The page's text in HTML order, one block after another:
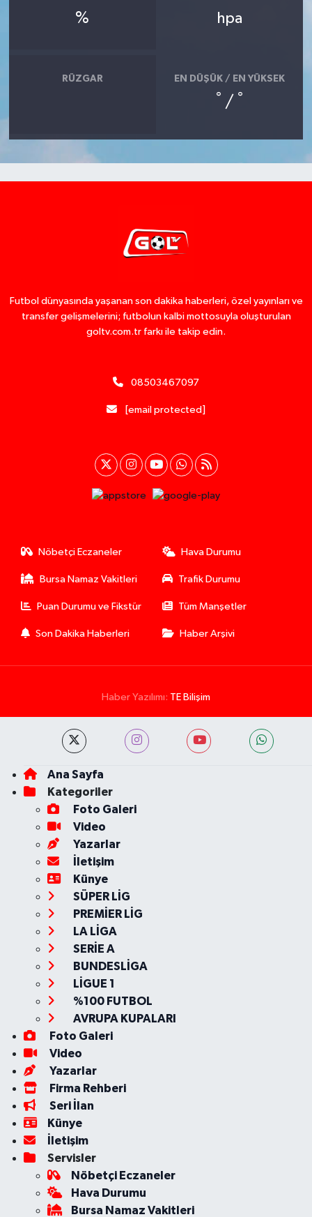
% hpa
RÜZGAR EN DÜŞÜK / EN YÜKSEK
° / °
Futbol dünyasında yaşanan son dakika haberleri, özel yayınları ve
transfer gelişmelerini; futbolun kalbi mottosuyla oluşturulan
goltv.com.tr farkı ile takip edin.
08503467097
[email protected]
Nöbetçi Eczaneler Hava Durumu
Bursa Namaz Vakitleri Trafik Durumu
Puan Durumu ve Fikstür Tüm Manşetler
Son Dakika Haberleri Haber Arşivi
Haber Yazılımı: TE Bilişim
Ana Sayfa
Kategoriler
Foto Galeri
Video
Yazarlar
İletişim
Künye
SÜPER LİG
PREMİER LİG
LA LİGA
SERİE A
BUNDESLİGA
LİGUE 1
%100 FUTBOL
AVRUPA KUPALARI
Foto Galeri
Video
Yazarlar
Firma Rehberi
Seri İlan
Künye
İletişim
Servisler
Nöbetçi Eczaneler
Hava Durumu
Bursa Namaz Vakitleri